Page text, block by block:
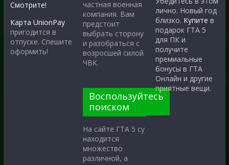
Смотрите!
Карта UnionPay
пригодится в
отпуске. Спешите
оформить!
частная военная
компания. Вам
предстоит
выбрать сторону
и разобраться с
возросшей силой
ЧВК.
Воспользуйтесь
поиском
На сайте ГТА 5 су
находится
множество
различной, а
лично. Новый год
близко. Купите в
подарок ГТА 5
для ПК и
получите
премиальные
бонусы в ГТА
Онлайн и другие
приятные вещи.